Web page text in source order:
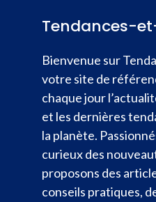
Tendances-
Bienvenue sur
votre site de
chaque jour
et les dernières
la planète.
curieux des
proposons des
conseils pratiques,